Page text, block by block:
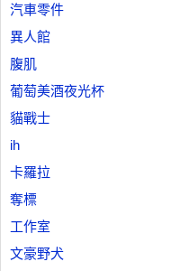
汽車零件
異人館
腹肌
葡萄美酒夜光杯
貓戰士
ih
卡羅拉
奪標
工作室
文豪野犬